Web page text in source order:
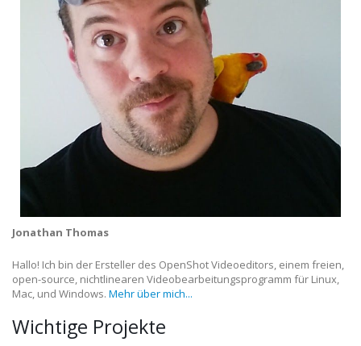
Jonathan Thomas
Hallo! Ich bin der Ersteller des OpenShot Videoeditors, einem freien,
open-source, nichtlinearen Videobearbeitungsprogramm für Linux,
Mac, und Windows. Mehr über mich...
Wichtige Projekte